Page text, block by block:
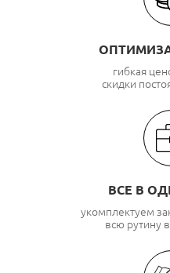
гибкая
скидки
ВСЕ В
укомплектуем
всю рутину